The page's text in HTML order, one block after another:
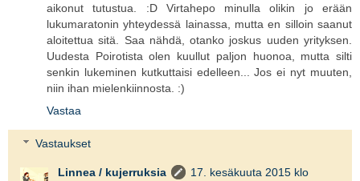
aikonut tutustua. :D Virtahepo minulla olikin jo erään
lukumaratonin yhteydessä lainassa, mutta en silloin saanut
aloitettua sitä. Saa nähdä, otanko joskus uuden yrityksen.
Uudesta Poirotista olen kuullut paljon huonoa, mutta silti
senkin lukeminen kutkuttaisi edelleen... Jos ei nyt muuten,
niin ihan mielenkiinnosta. :)
Vastaa
Vastaukset
Linnea / kujerruksia
17. kesäkuuta 2015 klo